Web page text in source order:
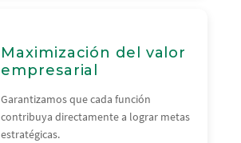
Maximización del valor
empresarial
Garantizamos que cada función
contribuya directamente a lograr metas
estratégicas.